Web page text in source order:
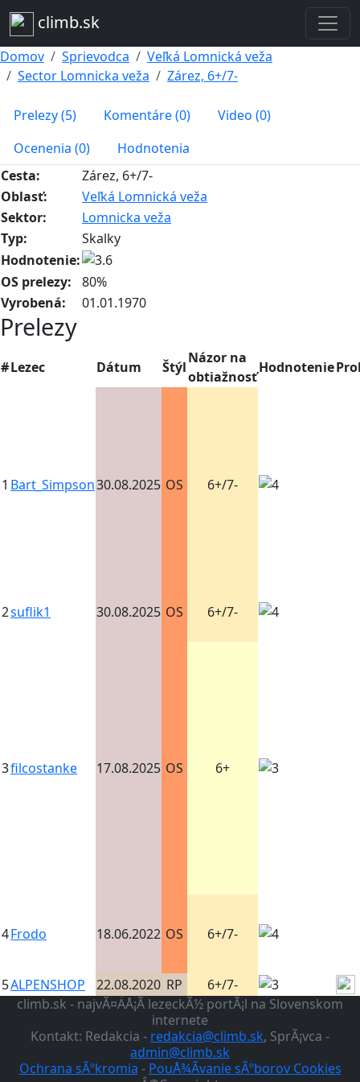
climb.sk
Domov Sprievodca
Veľká Lomnická veža
Sector Lomnicka veža
Zárez, 6+/7-
Prelezy (5) Komentáre (0)
Video (0)
Ocenenia (0)
Hodnotenia
Cesta:
Zárez, 6+/7-
Oblasť:
Veľká Lomnická veža
Sektor:
Lomnicka veža
Typ:
Skalky
Hodnotenie:
OS prelezy:
80%
Vyrobená:
01.01.1970
Prelezy
#Lezec Dátum Štýl
Názor na
obtiažnosť
Hodnotenie
1 Bart_Simpson30.08.2025 OS 6+/7-
2suflik1 30.08.2025 OS 6+/7-
3filcostanke 17.08.2025 OS 6+
4Frodo 18.06.2022 OS 6+/7-
5ALPENSHOP 22.08.2020 RP
6+/7-
climb.sk - najvÃ¤ÄÅ¡Ã­ lezeckÃ½ portÃ¡l na Slovenskom
internete
Kontakt: Redakcia - redakcia@climb.sk, SprÃ¡vca -
admin@climb.sk
Ochrana sÃºkromia - PouÅ¾Ã­vanie sÃºborov Cookies